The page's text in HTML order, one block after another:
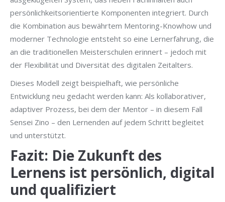
persönlichkeitsorientierte Komponenten integriert. Durch
die Kombination aus bewährtem Mentoring-Knowhow und
moderner Technologie entsteht so eine Lernerfahrung, die
an die traditionellen Meisterschulen erinnert – jedoch mit
der Flexibilität und Diversität des digitalen Zeitalters.
Dieses Modell zeigt beispielhaft, wie persönliche
Entwicklung neu gedacht werden kann: Als kollaborativer,
adaptiver Prozess, bei dem der Mentor – in diesem Fall
Sensei Zino – den Lernenden auf jedem Schritt begleitet
und unterstützt.
Fazit: Die Zukunft des
Lernens ist persönlich, digital
und qualifiziert